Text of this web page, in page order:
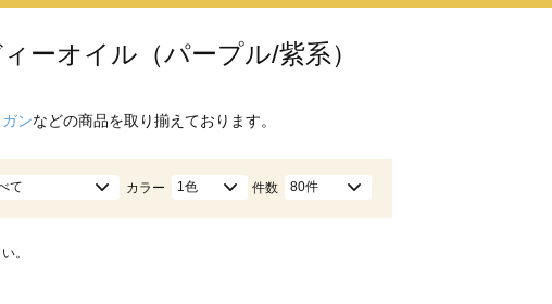
ーオイル（パープル/紫系）
ンなどの商品を取り揃えております。
て カラー 1色 件数 80件
。